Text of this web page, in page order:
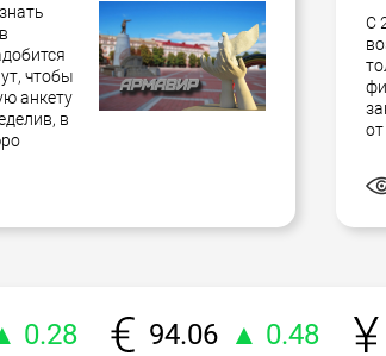
чтобы
анкету
в
С
0.28 94.06 ▲ 0.48